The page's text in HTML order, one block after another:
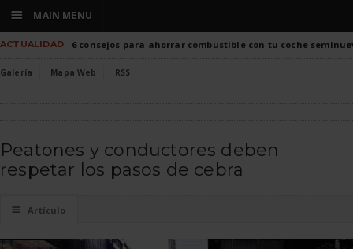
ACTUALIDAD 6 consejos para ahorrar combustible con tu coche
Galería Mapa Web RSS
Peatones y conductores deben
respetar los pasos de cebra
☰ Artículo
☰ MAIN MENU